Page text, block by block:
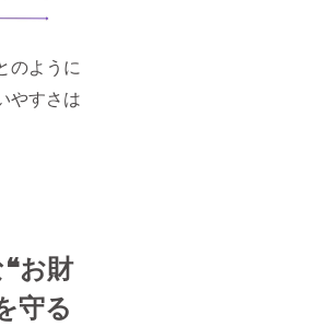
のように
やすさは
お財
守る